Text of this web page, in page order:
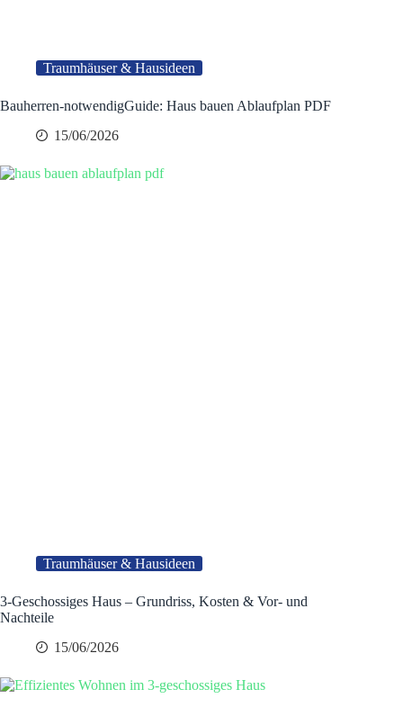
Traumhäuser & Hausideen
Bauherren-notwendigGuide: Haus bauen Ablaufplan PDF
15/06/2026
Traumhäuser & Hausideen
3-Geschossiges Haus – Grundriss, Kosten & Vor- und
Nachteile
15/06/2026